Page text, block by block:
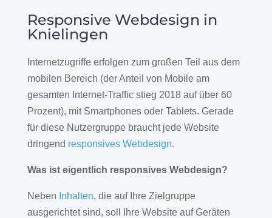
Responsive Webdesign in
Knielingen
Internetzugriffe erfolgen zum großen Teil aus dem
mobilen Bereich (der Anteil von Mobile am
gesamten Internet-Traffic stieg 2018 auf über 60
Prozent), mit Smartphones oder Tablets. Gerade
für diese Nutzergruppe braucht jede Website
dringend responsives Webdesign.
Was ist eigentlich responsives Webdesign?
Neben Inhalten, die auf Ihre Zielgruppe
ausgerichtet sind, soll Ihre Website auf Geräten